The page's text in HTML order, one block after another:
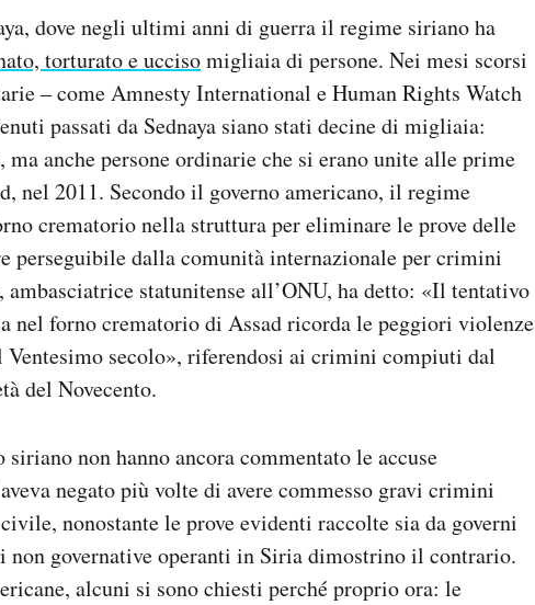
dove negli ultimi anni di guerra il regime siriano ha
torturato e uccisomigliaia di persone. Nei mesi scorsi
– come Amnesty International e Human Rights Watch
passati da Sednaya siano stati decine di migliaia:
anche persone ordinarie che si erano unite alle prime
nel 2011. Secondo il governo americano, il regime
crematorio nella struttura per eliminare le prove delle
perseguibile dalla comunità internazionale per crimini
statunitense all’ONU, ha detto: «Il tentativo
nel forno crematorio di Assad ricorda le peggiori violenze
Ventesimo secolo», riferendosi ai crimini compiuti dal
del Novecento.
non hanno ancora commentato le accuse
negato più volte di avere commesso gravi crimini
nonostante le prove evidenti raccolte sia da governi
non governative operanti in Siria dimostrino il contrario.
alcuni si sono chiesti perché proprio ora: le